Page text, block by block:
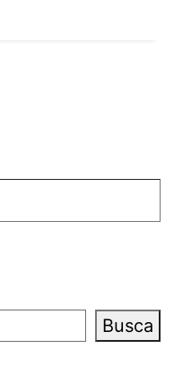
Busca